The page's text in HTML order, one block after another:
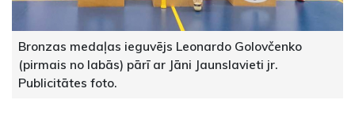
Bronzas medaļas ieguvējs Leonardo Golovčenko
(pirmais no labās) pārī ar Jāni Jaunslavieti jr.
Publicitātes foto.